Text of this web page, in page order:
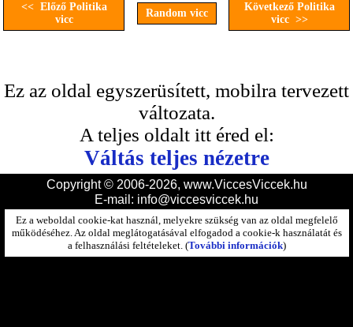
<< Előző Politika
vicc
Random vicc
Következő Politika
vicc >>
Ez az oldal egyszerüsített, mobilra tervezett
változata.
A teljes oldalt itt éred el:
Váltás teljes nézetre
Copyright © 2006-2026, www.ViccesViccek.hu
E-mail: info@viccesviccek.hu
Ez a weboldal cookie-kat használ, melyekre szükség van az oldal megfelelő
működéséhez. Az oldal meglátogatásával elfogadod a cookie-k használatát és
a felhasználási feltételeket. (További információk)